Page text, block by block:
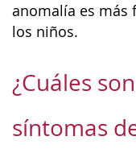
anomalía es más
los niños.
¿Cuáles
síntomas